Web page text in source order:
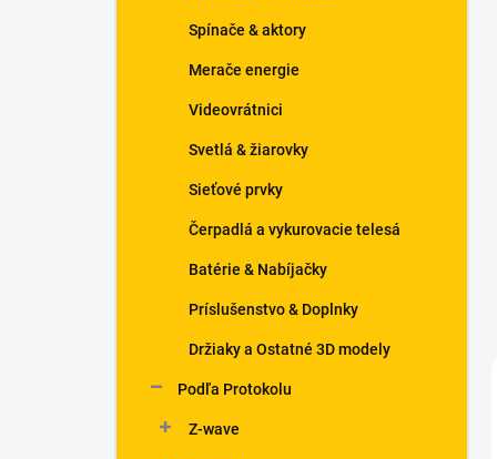
Spínače & aktory
Merače energie
Videovrátnici
Svetlá & žiarovky
Sieťové prvky
Čerpadlá a vykurovacie telesá
Batérie & Nabíjačky
Príslušenstvo & Doplnky
Držiaky a Ostatné 3D modely
Podľa Protokolu
Z-wave